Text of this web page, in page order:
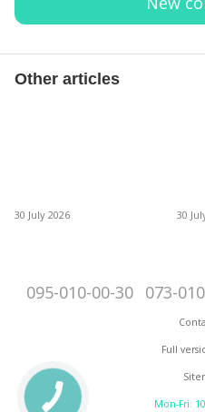
Other articles
30 July 2026 30
095-010-00-30 073-
Full
Mon-Fri: